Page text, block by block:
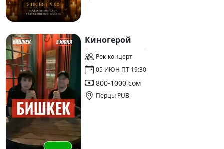
Киногерой
Рок-концерт
05 ИЮН ПТ 19:30
800-1000 сом
Перцы PUB